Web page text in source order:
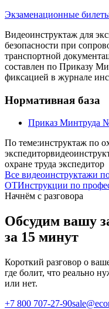
Экзаменационные
Видеоинструктаж для
безопасности при
транспортной
составлен по Приказу
фиксацией в журнале
Нормативная база
Приказ Минтруда
По теме:инструктаж по
экспедитор
охране труда экспедитор
Все видеоинструктажи
ОТИнструкции по
Начнём с разговора
Обсудим вашу
за 15 минут
Короткий разговор о
где болит, что реально
или нет.
+7 800 707-27-90